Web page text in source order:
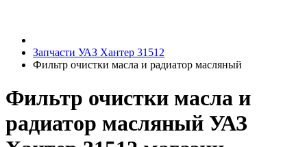
Запчасти УАЗ Хантер 31512
Фильтр очистки масла и радиатор масляный
Фильтр очистки масла и
радиатор масляный УАЗ